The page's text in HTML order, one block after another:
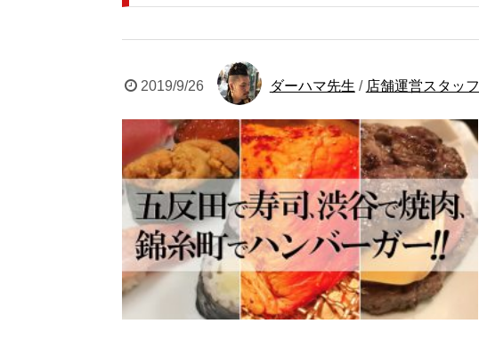
2019/9/26 ダーハマ先生 / 店舗運営スタッフ